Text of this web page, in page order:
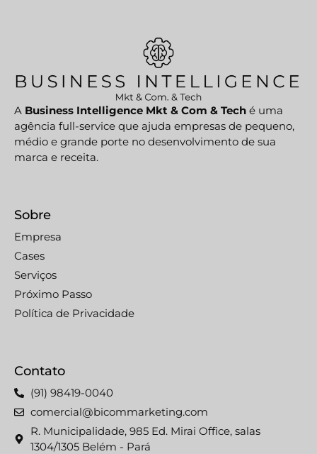
A Business Intelligence Mkt & Com & Tech é uma
agência full-service que ajuda empresas de pequeno,
médio e grande porte no desenvolvimento de sua
marca e receita.
Sobre
Empresa
Cases
Serviços
Próximo Passo
Política de Privacidade
Contato
(91) 98419-0040
comercial@bicommarketing.com
R. Municipalidade, 985 Ed. Mirai Office, salas
1304/1305 Belém - Pará